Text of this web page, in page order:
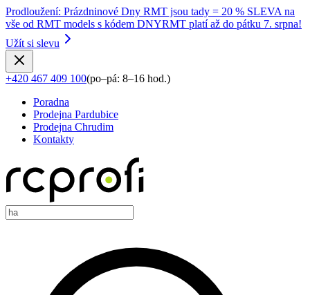
Prodloužení: Prázdninové Dny RMT jsou tady = 20 % SLEVA na
vše od RMT models s kódem DNYRMT platí až do pátku 7. srpna!
Užít si slevu
+420 467 409 100(po–pá: 8–16 hod.)
Poradna
Prodejna Pardubice
Prodejna Chrudim
Kontakty